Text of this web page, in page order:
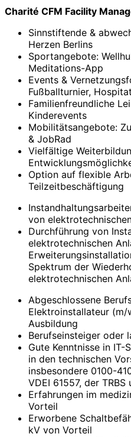
Charité CFM Facility
Sinnstiftende &
Herzen Berlins
Sportangebote:
Meditations-App
Events &
Fußballturnier,
Familienfreundliche
Kinderevents
Mobilitätsangebote:
& JobRad
Vielfältige
Option auf flexible
Teilzeitbeschäftigung
von
Durchführung von
elektrotechnischen
Spektrum der
elektrotechnischen
Abgeschlossene
Elektroinstallateur
Ausbildung
Berufseinsteiger oder
Gute Kenntnisse in
in den technischen
insbesondere 0100-
VDEI 61557, der TRBS
Erfahrungen im
Vorteil
Erworbene
kV von Vorteil